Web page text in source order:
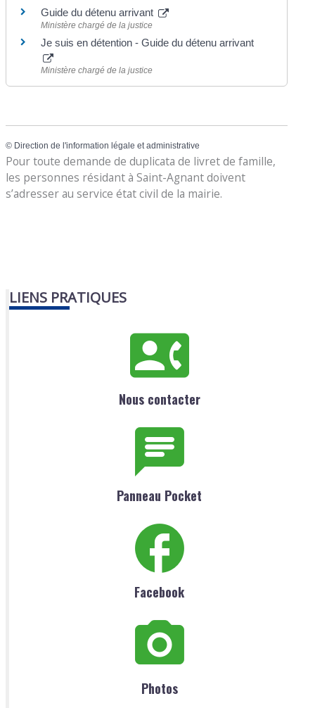
Guide du détenu arrivant
Ministère chargé de la justice
Je suis en détention - Guide du détenu arrivant
Ministère chargé de la justice
© Direction de l'information légale et administrative
Pour toute demande de duplicata de livret de famille,
les personnes résidant à Saint-Agnant doivent
s’adresser au service état civil de la mairie.
LIENS PRATIQUES
Nous contacter
Panneau Pocket
Facebook
Photos